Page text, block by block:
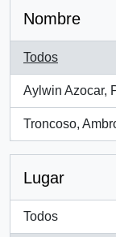
Nombre
Todos
Aylwin Azocar,
, 1 resultados
Troncoso,
, 1 resultados
Lugar
Todos